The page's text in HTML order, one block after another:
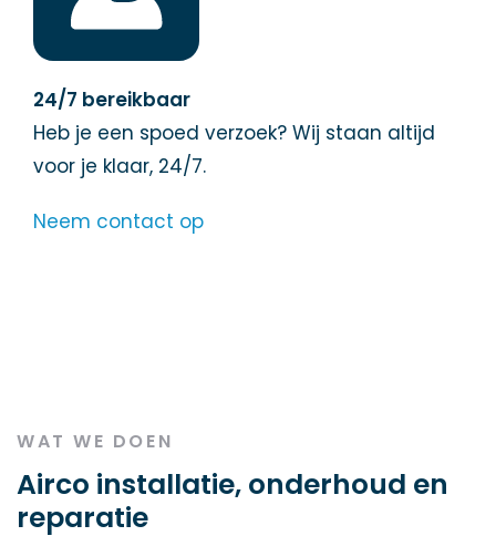
24/7 bereikbaar
Heb je een spoed verzoek? Wij staan altijd
voor je klaar, 24/7.
Neem contact op
WAT WE DOEN
Airco installatie, onderhoud en
reparatie